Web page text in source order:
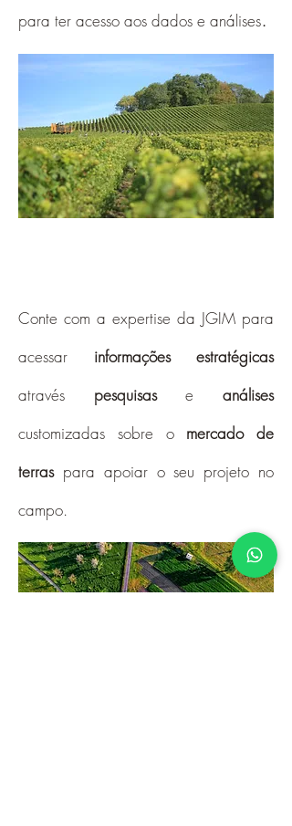
para ter acesso aos dados e análises.
Conte com a expertise da JGIM para
acessar informações estratégicas
através pesquisaseanálises
customizadas sobre o mercado de
terraspara apoiar o seu projeto no
campo.